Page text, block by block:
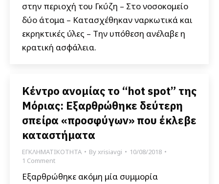
στην περιοχή του Γκύζη – Στο νοσοκομείο
δύο άτομα – Κατασχέθηκαν ναρκωτικά και
εκρηκτικές ύλες – Την υπόθεση ανέλαβε η
κρατική ασφάλεια.
Κέντρο ανομίας το “hot spot” της
Μόριας: Εξαρθρώθηκε δεύτερη
σπείρα «προσφύγων» που έκλεβε
καταστήματα
ΕΓΚΛΗΜΑΤΙΚΟΤΗΤΑ Byxrisiavgi
10/08/2018
1 Comment
Εξαρθρώθηκε ακόμη μία συμμορία